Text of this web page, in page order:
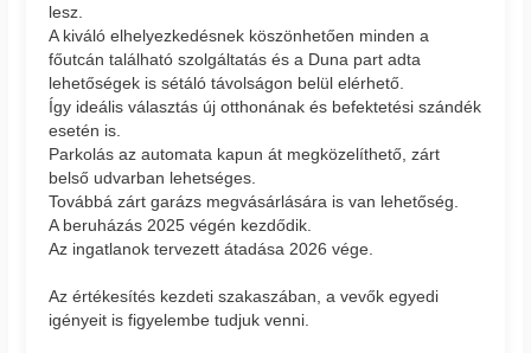
lesz.
A kiváló elhelyezkedésnek köszönhetően minden a
főutcán található szolgáltatás és a Duna part adta
lehetőségek is sétáló távolságon belül elérhető.
Így ideális választás új otthonának és befektetési szándék
esetén is.
Parkolás az automata kapun át megközelíthető, zárt
belső udvarban lehetséges.
Továbbá zárt garázs megvásárlására is van lehetőség.
A beruházás 2025 végén kezdődik.
Az ingatlanok tervezett átadása 2026 vége.
Az értékesítés kezdeti szakaszában, a vevők egyedi
igényeit is figyelembe tudjuk venni.